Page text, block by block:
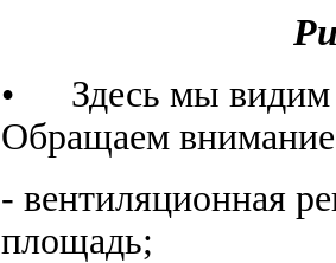
• Здесь мы видим
Обращаем
- вентиляционная
площадь;